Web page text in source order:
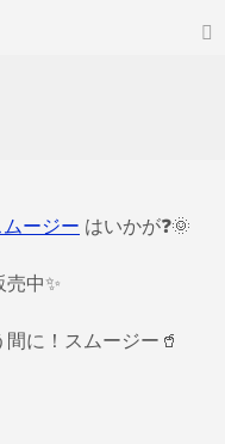
ージー はいかが❓🌞
中✨
に！スムージー🥤